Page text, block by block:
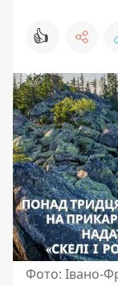
👍
Фото: Івано-